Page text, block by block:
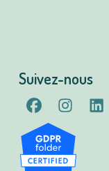
Suivez-nous